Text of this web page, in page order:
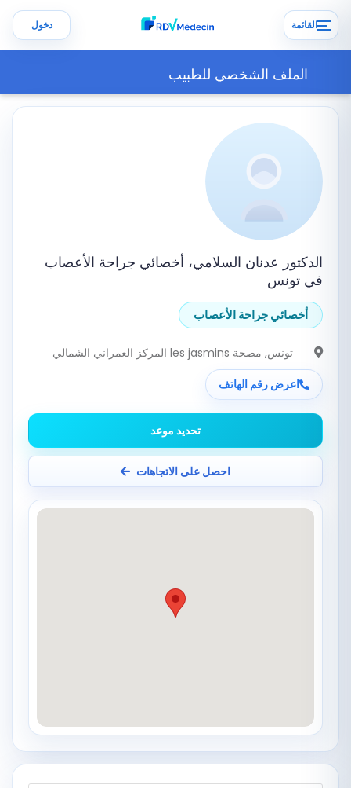
القائمة دخول
الملف الشخصي للطبيب
الدكتور عدنان السلامي، أخصائي جراحة الأعصاب
في تونس
أخصائي جراحة الأعصاب
تونس, مصحة les jasmins المركز العمراني الشمالي
اعرض رقم الهاتف
تحديد موعد
احصل على الاتجاهات